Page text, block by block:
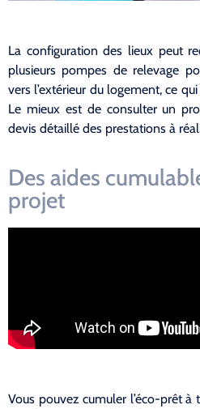
La configuration des lieux peut
plusieurs pompes de relevage
vers l’extérieur du logement, ce
Le mieux est de consulter un
devis détaillé des prestations à
Des aides
projet
Vous pouvez cumuler l’éco-prêt